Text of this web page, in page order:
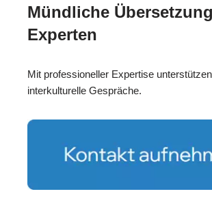
Mündliche
Experten
Mit professioneller Expertise
interkulturelle Gespräche.